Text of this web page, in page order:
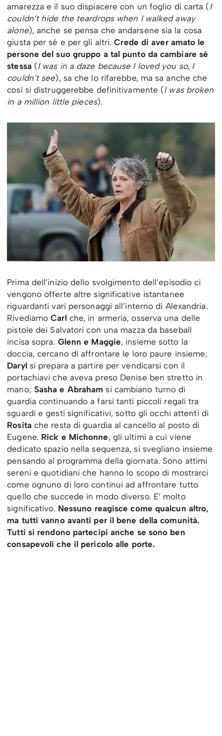
amarezza e il suo dispiacere con un foglio di carta (I
couldn’t hide the teardrops when I walked away
alone), anche se pensa che andarsene sia la cosa
giusta per sé e per gli altri.Crede di aver amato le
persone del suo gruppo a tal punto da cambiare sé
stessa (I was in a daze because I loved you so, I
couldn’t see), sa che lo rifarebbe, ma sa anche che
così si distruggerebbe definitivamente (I was broken
in a million little pieces).
Prima dell’inizio dello svolgimento dell’episodio ci
vengono offerte altre significative istantanee
riguardanti vari personaggi all’interno di Alexandria.
RivediamoCarlche, in armeria, osserva una delle
pistole dei Salvatori con una mazza da baseball
incisa sopra. Glenn e Maggie, insieme sotto la
doccia, cercano di affrontare le loro paure insieme;
Darylsi prepara a partire per vendicarsi con il
portachiavi che aveva preso Denise ben stretto in
mano; Sasha e Abraham si cambiano turno di
guardia continuando a farsi tanti piccoli regali tra
sguardi e gesti significativi, sotto gli occhi attenti di
Rosita che resta di guardia al cancello al posto di
Eugene. Rick e Michonne, gli ultimi a cui viene
dedicato spazio nella sequenza, si svegliano insieme
pensando al programma della giornata. Sono attimi
sereni e quotidiani che hanno lo scopo di mostrarci
come ognuno di loro continui ad affrontare tutto
quello che succede in modo diverso. E’ molto
significativo. Nessuno reagisce come qualcun altro,
ma tutti vanno avanti per il bene della comunità.
Tutti si rendono partecipi anche se sono ben
consapevoli che il pericolo alle porte.